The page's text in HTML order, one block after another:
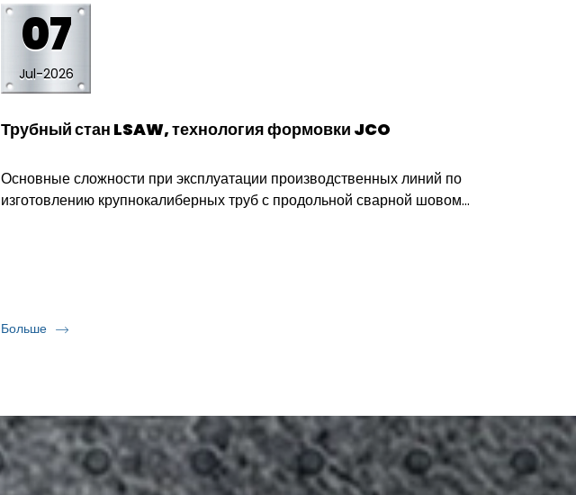
29
Jun-2026
Линия производства сварных труб ВЧ на предприятии
Высокоскоростное современное оборудование для прямошовных
Больше